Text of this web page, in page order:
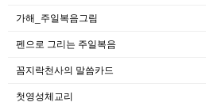
가해_주일복음그림
펜으로 그리는 주일복음
꼼지락천사의 말씀카드
첫영성체교리